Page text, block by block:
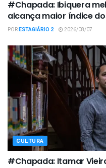
#Chapada: Ibiquera
alcança maior índice
PORESTAGIÁRIO 2 2026/08/07
CULTURA
#Chapada: Itamar